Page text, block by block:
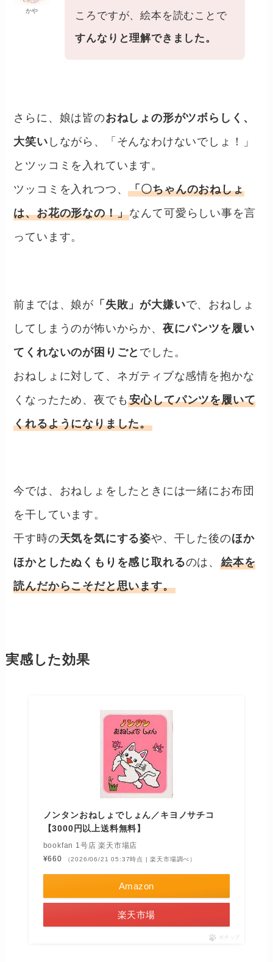
かや
ころですが、絵本を読むことで
すんなりと理解できました。
さらに、娘は皆のおねしょの形がツボらしく、
大笑い しながら、「そんなわけないでしょ！」
とツッコミを入れています。
ツッコミを入れつつ、「〇ちゃんのおねしょ
は、お花の形なの！」なんて可愛らしい事を言
っています。
前までは、娘が 「失敗」が大嫌いで、おねしょ
してしまうのが怖いからか、 夜にパンツを履い
てくれないのが困りごと でした。
おねしょに対して、ネガティブな感情を抱かな
くなったため、夜でも安心してパンツを履いて
くれるようになりました。
今では、おねしょをしたときには一緒にお布団
を干しています。
干す時の天気を気にする姿や、干した後のほか
ほかとしたぬくもりを感じ取れるのは、 絵本を
読んだからこそだと思います。
実感した効果
ノンタンおねしょでしょん／キヨノサチコ
【3000円以上送料無料】
bookfan 1号店 楽天市場店
¥660
（2026/06/21 05:37時点 | 楽天市場調べ）
Amazon
楽天市場
ポチップ